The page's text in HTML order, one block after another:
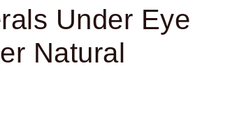
Under Eye
Natural